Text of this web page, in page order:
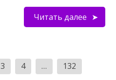
Читать далее
3 4 … 132